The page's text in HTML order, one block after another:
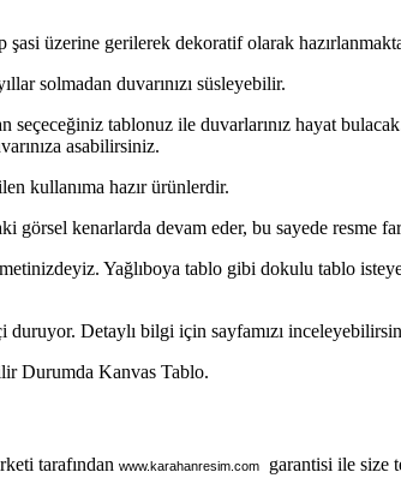
şasi üzerine gerilerek dekoratif olarak
solmadan duvarınızı süsleyebilir.
tablonuz ile duvarlarınız hayat
asabilirsiniz.
kullanıma hazır ürünlerdir.
görsel kenarlarda devam eder, bu sayede resme
Yağlıboya tablo gibi dokulu tablo
duruyor. Detaylı bilgi için sayfamızı
Durumda Kanvas Tablo.
tarafından www.karahanresim.com garantisi ile size